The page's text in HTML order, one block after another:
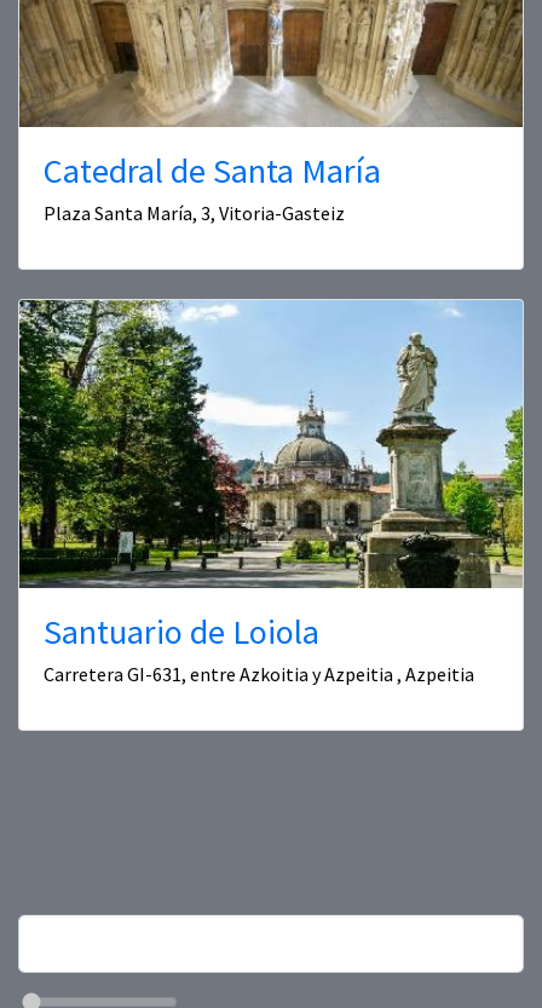
Catedral de Santa María
Plaza Santa María, 3, Vitoria-Gasteiz
Santuario de Loiola
Carretera GI-631, entre Azkoitia y Azpeitia , Azpeitia